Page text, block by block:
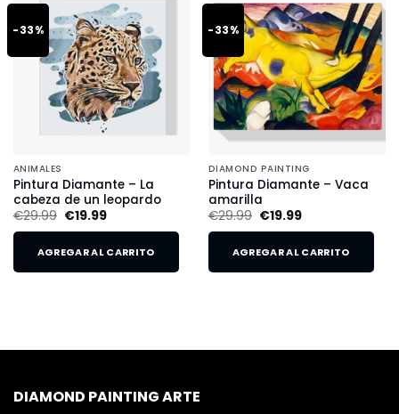
-33%
ANIMALES
Pintura Diamante – La
cabeza de un leopardo
€29.99 €19.99
AGREGAR AL CARRITO
-33%
DIAMOND PAINTING
Pintura Diamante – Vaca
amarilla
€29.99 €19.99
AGREGAR AL CARRITO
DIAMOND PAINTING ARTE